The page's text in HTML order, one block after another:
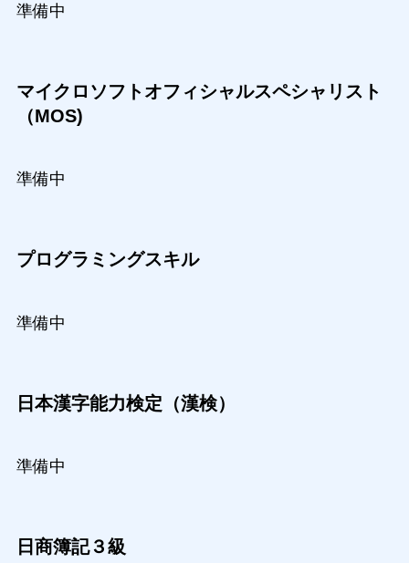
準備中
マイクロソフトオフィシャルスペシャリスト
（MOS)
準備中
プログラミングスキル
準備中
日本漢字能力検定（漢検）
準備中
日商簿記３級